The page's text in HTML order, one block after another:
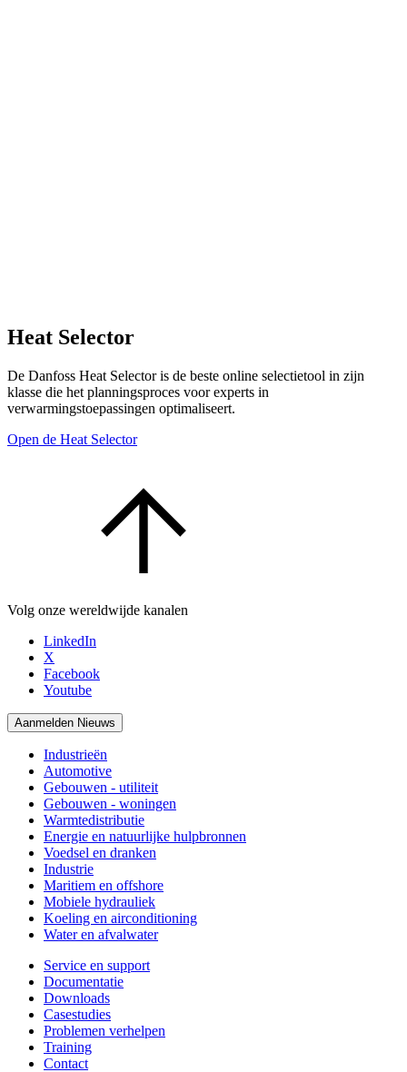
Heat Selector
De Danfoss Heat Selector is de beste online selectietool in zijn
klasse die het planningsproces voor experts in
verwarmingstoepassingen optimaliseert.
Open de Heat Selector
Volg onze wereldwijde kanalen
LinkedIn
X
Facebook
Youtube
Aanmelden Nieuws
Industrieën
Automotive
Gebouwen - utiliteit
Gebouwen - woningen
Warmtedistributie
Energie en natuurlijke hulpbronnen
Voedsel en dranken
Industrie
Maritiem en offshore
Mobiele hydrauliek
Koeling en airconditioning
Water en afvalwater
Service en support
Documentatie
Downloads
Casestudies
Problemen verhelpen
Training
Contact